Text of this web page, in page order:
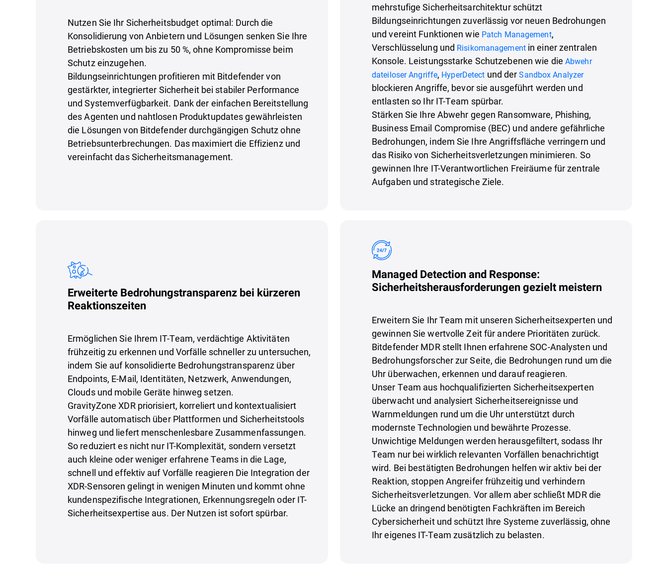
Nutzen Sie Ihr Sicherheitsbudget optimal: Durch die
Konsolidierung von Anbietern und Lösungen senken Sie Ihre
Betriebskosten um bis zu 50 %, ohne Kompromisse beim
Schutz einzugehen.
Bildungseinrichtungen profitieren mit Bitdefender von
gestärkter, integrierter Sicherheit bei stabiler Performance
und Systemverfügbarkeit. Dank der einfachen Bereitstellung
des Agenten und nahtlosen Produktupdates gewährleisten
die Lösungen von Bitdefender durchgängigen Schutz ohne
Betriebsunterbrechungen. Das maximiert die Effizienz und
vereinfacht das Sicherheitsmanagement.
mehrstufige Sicherheitsarchitektur schützt
Bildungseinrichtungen zuverlässig vor neuen Bedrohungen
und vereint Funktionen wie Patch Management,
Verschlüsselung und Risikomanagement in einer zentralen
Konsole. Leistungsstarke Schutzebenen wie die Abwehr
dateiloser Angriffe, HyperDetect und derSandbox Analyzer
blockieren Angriffe, bevor sie ausgeführt werden und
entlasten so Ihr IT-Team spürbar.
Stärken Sie Ihre Abwehr gegen Ransomware, Phishing,
Business Email Compromise (BEC) und andere gefährliche
Bedrohungen, indem Sie Ihre Angriffsfläche verringern und
das Risiko von Sicherheitsverletzungen minimieren. So
gewinnen Ihre IT-Verantwortlichen Freiräume für zentrale
Aufgaben und strategische Ziele.
Erweiterte Bedrohungstransparenz bei kürzeren
Reaktionszeiten
Ermöglichen Sie Ihrem IT-Team, verdächtige Aktivitäten
frühzeitig zu erkennen und Vorfälle schneller zu untersuchen,
indem Sie auf konsolidierte Bedrohungstransparenz über
Endpoints, E-Mail, Identitäten, Netzwerk, Anwendungen,
Clouds und mobile Geräte hinweg setzen.
GravityZone XDR priorisiert, korreliert und kontextualisiert
Vorfälle automatisch über Plattformen und Sicherheitstools
hinweg und liefert menschenlesbare Zusammenfassungen.
So reduziert es nicht nur IT-Komplexität, sondern versetzt
auch kleine oder weniger erfahrene Teams in die Lage,
schnell und effektiv auf Vorfälle reagieren Die Integration der
XDR-Sensoren gelingt in wenigen Minuten und kommt ohne
kundenspezifische Integrationen, Erkennungsregeln oder IT-
Sicherheitsexpertise aus. Der Nutzen ist sofort spürbar.
Managed Detection and Response:
Sicherheitsherausforderungen gezielt meistern
Erweitern Sie Ihr Team mit unseren Sicherheitsexperten und
gewinnen Sie wertvolle Zeit für andere Prioritäten zurück.
Bitdefender MDR stellt Ihnen erfahrene SOC-Analysten und
Bedrohungsforscher zur Seite, die Bedrohungen rund um die
Uhr überwachen, erkennen und darauf reagieren.
Unser Team aus hochqualifizierten Sicherheitsexperten
überwacht und analysiert Sicherheitsereignisse und
Warnmeldungen rund um die Uhr unterstützt durch
modernste Technologien und bewährte Prozesse.
Unwichtige Meldungen werden herausgefiltert, sodass Ihr
Team nur bei wirklich relevanten Vorfällen benachrichtigt
wird. Bei bestätigten Bedrohungen helfen wir aktiv bei der
Reaktion, stoppen Angreifer frühzeitig und verhindern
Sicherheitsverletzungen. Vor allem aber schließt MDR die
Lücke an dringend benötigten Fachkräften im Bereich
Cybersicherheit und schützt Ihre Systeme zuverlässig, ohne
Ihr eigenes IT-Team zusätzlich zu belasten.